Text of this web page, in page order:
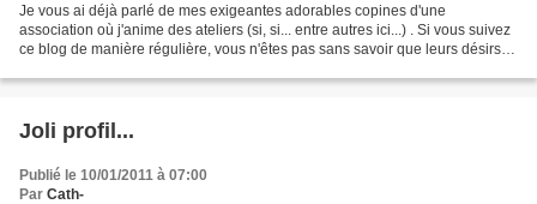
Je vous ai déjà parlé de mes exigeantes adorables copines d'une
association où j'anime des ateliers (si, si... entre autres ici...) . Si vous suivez
ce blog de manière régulière, vous n'êtes pas sans savoir que leurs désirs
Joli profil...
Publié le 10/01/2011 à 07:00
Par Cath-